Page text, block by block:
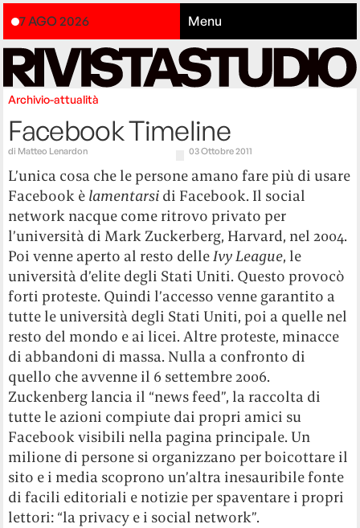
7 AGO 2026 Menu
Archivio-attualità
Facebook Timeline
di Matteo Lenardon 03 Ottobre 2011
L’unica cosa che le persone amano fare più di usare
Facebook è lamentarsi di Facebook. Il social
network nacque come ritrovo privato per
l’università di Mark Zuckerberg, Harvard, nel 2004.
Poi venne aperto al resto delleIvy League, le
università d’elite degli Stati Uniti. Questo provocò
forti proteste. Quindi l’accesso venne garantito a
tutte le università degli Stati Uniti, poi a quelle nel
resto del mondo e ai licei. Altre proteste, minacce
di abbandoni di massa. Nulla a confronto di
quello che avvenne il 6 settembre 2006.
Zuckenberg lancia il “news feed”, la raccolta di
tutte le azioni compiute dai propri amici su
Facebook visibili nella pagina principale. Un
milione di persone si organizzano per boicottare il
sito e i media scoprono un’altra inesauribile fonte
di facili editoriali e notizie per spaventare i propri
lettori: “la privacy e i social network”.